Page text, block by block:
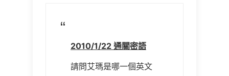
2010/1/22 通關密語
請問艾瑪是哪一個英文